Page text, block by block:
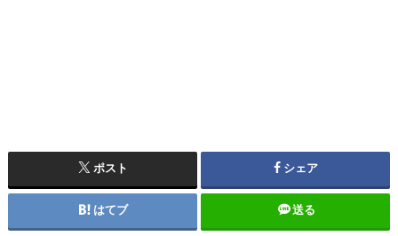
ポスト シェア
はてブ 送る